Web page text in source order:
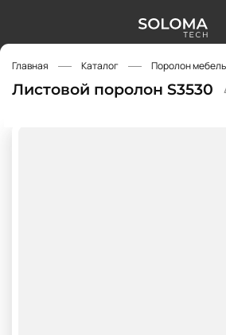
Главная Каталог Поролон
Листовой поролон S3530